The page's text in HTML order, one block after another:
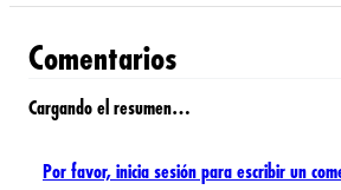
Comentarios
Cargando el resumen…
Por favor, inicia sesión para escribir un